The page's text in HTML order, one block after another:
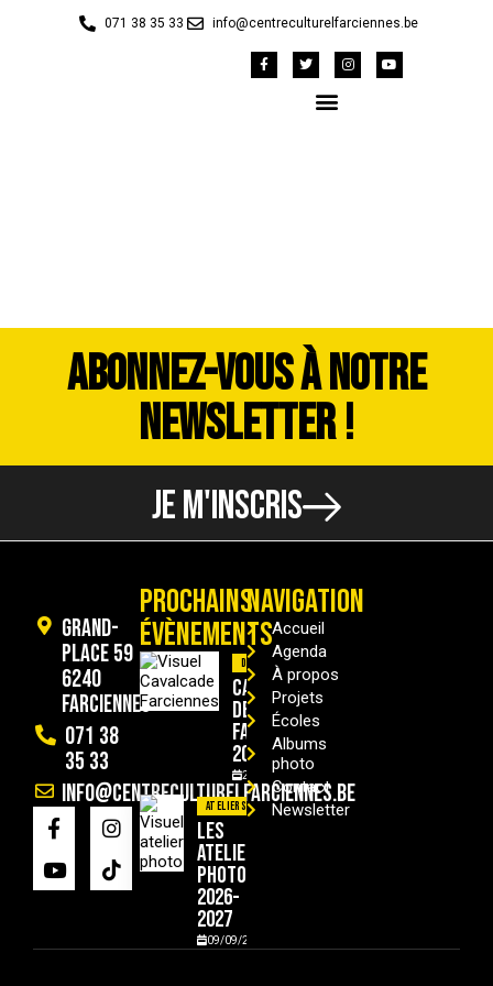
071 38 35 33 info@centreculturelfarciennes.be
ABONNEZ-VOUS À NOTRE
NEWSLETTER !
JE M'INSCRIS
Grand-
Place 59
6240
Farciennes
071 38
35 33
info@centreculturelfarciennes.be
PROCHAINS
ÉVÈNEMENTS
Divers
Cavalcade
de
Farciennes
2026
29/08/2026
Ateliers
Les
ateliers
photo
2026-
2027
09/09/2026
NAVIGATION
Accueil
Agenda
À propos
Projets
Écoles
Albums
photo
Contact
Newsletter